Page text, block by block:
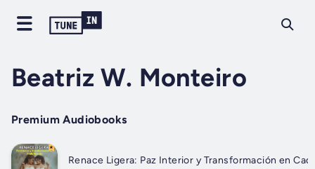
Beatriz W. Monteiro
Premium Audiobooks
Renace Ligera: Paz Interior y Transformación en